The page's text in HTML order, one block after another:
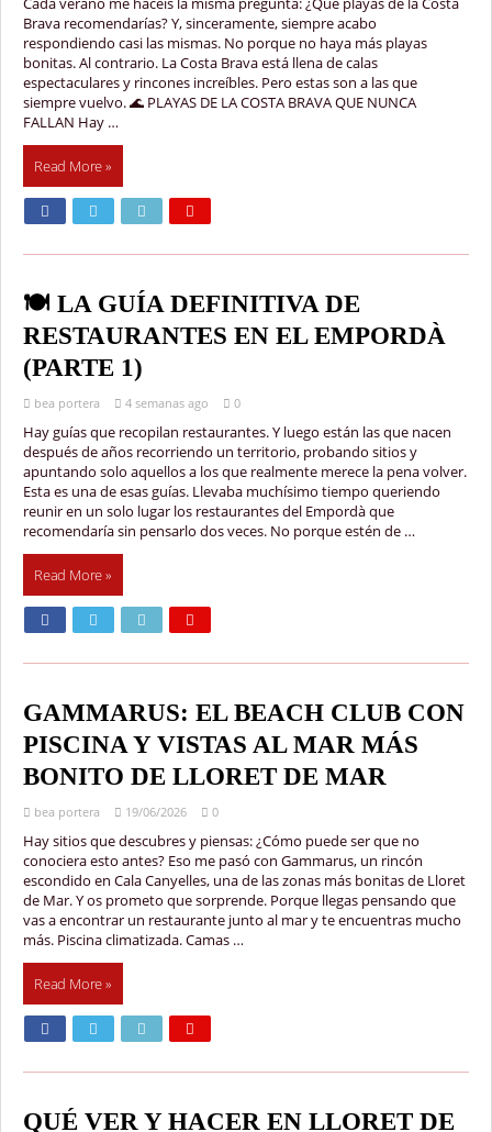
Brava recomendarías? Y, sinceramente, siempre acabo
respondiendo casi las mismas. No porque no haya más playas
bonitas. Al contrario. La Costa Brava está llena de calas
espectaculares y rincones increíbles. Pero estas son a las que
siempre vuelvo. 🌊 PLAYAS DE LA COSTA BRAVA QUE NUNCA
FALLAN Hay …
Read More »
🍽️ LA GUÍA DEFINITIVA DE
RESTAURANTES EN EL EMPORDÀ
(PARTE 1)
bea portera 4 semanas ago 0
Hay guías que recopilan restaurantes. Y luego están las que nacen
después de años recorriendo un territorio, probando sitios y
apuntando solo aquellos a los que realmente merece la pena volver.
Esta es una de esas guías. Llevaba muchísimo tiempo queriendo
reunir en un solo lugar los restaurantes del Empordà que
recomendaría sin pensarlo dos veces. No porque estén de …
Read More »
GAMMARUS: EL BEACH CLUB CON
PISCINA Y VISTAS AL MAR MÁS
BONITO DE LLORET DE MAR
bea portera 19/06/2026 0
Hay sitios que descubres y piensas: ¿Cómo puede ser que no
conociera esto antes? Eso me pasó con Gammarus, un rincón
escondido en Cala Canyelles, una de las zonas más bonitas de Lloret
de Mar. Y os prometo que sorprende. Porque llegas pensando que
vas a encontrar un restaurante junto al mar y te encuentras mucho
más. Piscina climatizada. Camas …
Read More »
QUÉ VER Y HACER EN LLORET DE